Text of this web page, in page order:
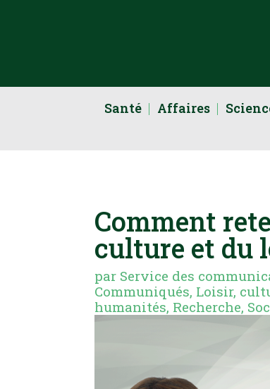
Santé Affaires
Comment
culture et du
par Service des
Communiqués, Loisir,
humanités, Recherche,